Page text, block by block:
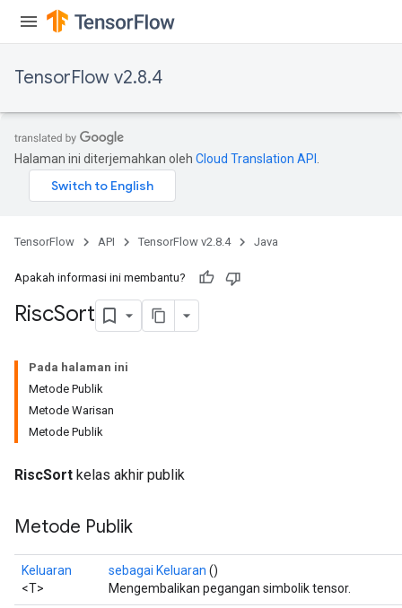
TensorFlow v2.8.4
Halaman ini diterjemahkan oleh Cloud Translation API
TensorFlow API TensorFlow v2.8.4 Java
Apakah informasi ini membantu?
RiscSort
Pada halaman ini
Metode Publik
Metode Warisan
Metode Publik
RiscSort kelas akhir publik
Metode Publik
Keluaran
<T>
sebagai Keluaran ()
Mengembalikan pegangan simbolik tensor.